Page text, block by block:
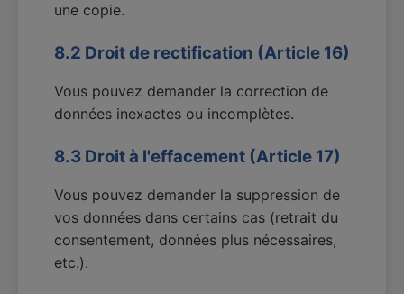
une copie.
8.2 Droit de rectification (Article 16)
Vous pouvez demander la correction de
données inexactes ou incomplètes.
8.3 Droit à l'effacement (Article 17)
Vous pouvez demander la suppression de
vos données dans certains cas (retrait du
consentement, données plus nécessaires,
etc.).